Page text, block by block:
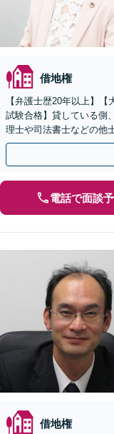
借地権
【弁護士歴20年以上】
試験合格】貸している側
理士や司法書士などの他
です。問題が複雑化する
電話で面談
借地権